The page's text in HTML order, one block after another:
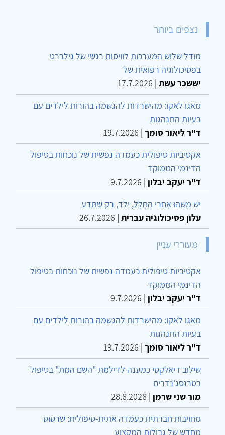
נצפים ביותר
מודל שלוש המערכות לוויסות רגשי של גילברט
בפסיכולוגיה רפואית של
יששכר עשת |
17.7.2026
מאגו לאקו: מהישרדות להגשמה בהורות לילדים עם
בעיות התנהגות
ד"ר ליאור סומך |
19.7.2026
אקטיביות טיפולית כעמדה נפשית של נוכחות בטיפול
הדינמי הממוקד
ד"ר יעקב יבלון |
9.7.2026
יֵשׁ מַשֶּׁהוּ אַחֲרֵי הֶחָלָל, יֶלֶד, רַק שֶׁתֵּדַע
עלון פסיכולוגיה עברית |
26.7.2026
מעוררי עניין
אקטיביות טיפולית כעמדה נפשית של נוכחות בטיפול
הדינמי הממוקד
ד"ר יעקב יבלון |
9.7.2026
מאגו לאקו: מהישרדות להגשמה בהורות לילדים עם
בעיות התנהגות
ד"ר ליאור סומך |
19.7.2026
שילוב דיאלקטי כמענה לדילמת "השם המת" בטיפול
בטרנסג'נדרים
מור שני שרמן |
28.6.2026
מחויבות חברתית כעמדה אתית-טיפולית: שרטוט
מחדש של גבולות המקצוע